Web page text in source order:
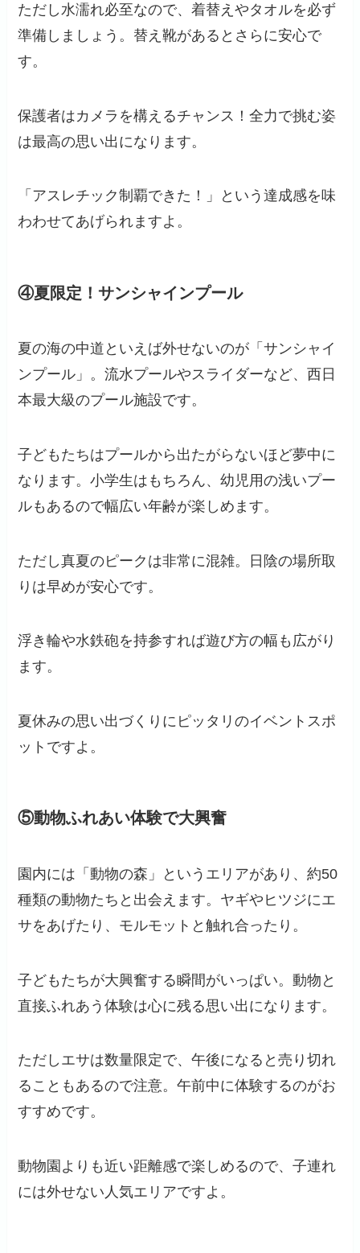
ただし水濡れ必至なので、着替えやタオルを必ず
準備しましょう。替え靴があるとさらに安心で
す。
保護者はカメラを構えるチャンス！全力で挑む姿
は最高の思い出になります。
「アスレチック制覇できた！」という達成感を味
わわせてあげられますよ。
④夏限定！サンシャインプール
夏の海の中道といえば外せないのが「サンシャイ
ンプール」。流水プールやスライダーなど、西日
本最大級のプール施設です。
子どもたちはプールから出たがらないほど夢中に
なります。小学生はもちろん、幼児用の浅いプー
ルもあるので幅広い年齢が楽しめます。
ただし真夏のピークは非常に混雑。日陰の場所取
りは早めが安心です。
浮き輪や水鉄砲を持参すれば遊び方の幅も広がり
ます。
夏休みの思い出づくりにピッタリのイベントスポ
ットですよ。
⑤動物ふれあい体験で大興奮
園内には「動物の森」というエリアがあり、約50
種類の動物たちと出会えます。ヤギやヒツジにエ
サをあげたり、モルモットと触れ合ったり。
子どもたちが大興奮する瞬間がいっぱい。動物と
直接ふれあう体験は心に残る思い出になります。
ただしエサは数量限定で、午後になると売り切れ
ることもあるので注意。午前中に体験するのがお
すすめです。
動物園よりも近い距離感で楽しめるので、子連れ
には外せない人気エリアですよ。